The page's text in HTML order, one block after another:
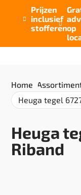

Prijzen
inclusief
stofferen

op
Home
Heuga tegel
Heuga
Riband